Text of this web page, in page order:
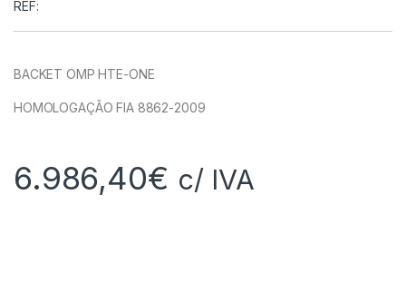
REF:
BACKET OMP HTE-ONE
HOMOLOGAÇÃO FIA 8862-2009
6.986,40€ c/ IVA